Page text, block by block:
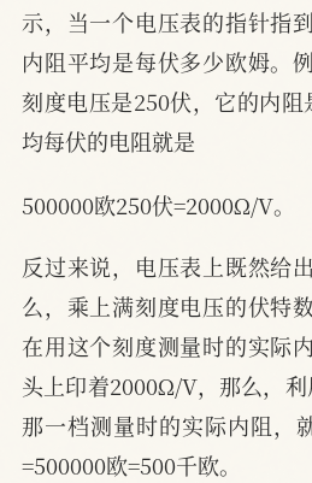
示，当一个电压表的指针指
内阻平均是每伏多少欧姆。
刻度电压是250伏，它的内
均每伏的电阻就是
500000欧250伏=2000Ω/V。
反过来说，电压表上既然给
么，乘上满刻度电压的伏特
在用这个刻度测量时的实际
头上印着2000Ω/V，那么，
那一档测量时的实际内阻，
=500000欧=500千欧。